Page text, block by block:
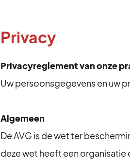
Privacy
Privacyreglement van onze
Uw persoonsgegevens en uw
Algemeen
De AVG is de wet ter
deze wet heeft een